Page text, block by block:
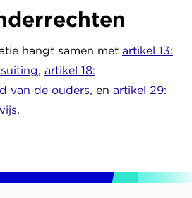
hangt samen met artikel 13:
, artikel 18:
van de ouders, en artikel 29:
.